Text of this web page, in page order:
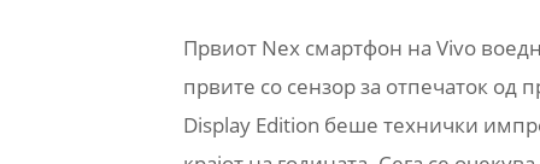
Првиот Nex смартфон на Vivo
првите со сензор за отпечаток од
Display Edition беше технички